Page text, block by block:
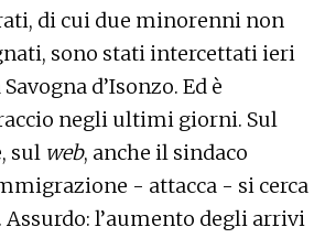
di cui due minorenni non
sono stati intercettati ieri
d’Isonzo. Ed è
negli ultimi giorni. Sul
sul web, anche il sindaco
- attacca - si cerca
l’aumento degli arrivi